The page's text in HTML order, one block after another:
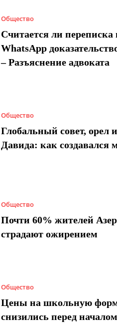
Общество
Считается ли переписка
WhatsApp
– Разъяснение адвоката
Общество
Глобальный совет, орел и
Давида: как создавался
Общество
Почти 60% жителей
страдают ожирением
Общество
Цены на школьную
снизились перед